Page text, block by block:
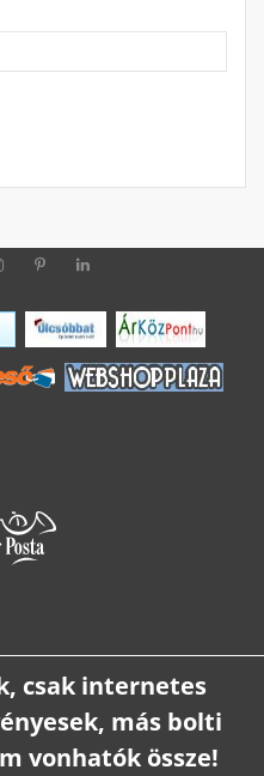
csak internetes
más bolti
vonhatók össze!